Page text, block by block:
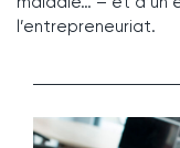
l’entrepreneuriat.